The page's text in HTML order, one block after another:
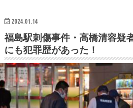
2024.01.14
福島駅刺傷事件・高橋清容疑
にも犯罪歴があった！